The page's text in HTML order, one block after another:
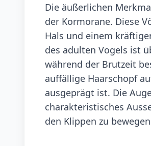
Die äußerlichen
der Kormorane. Diese
Hals und einem
des adulten Vogels ist
während der Brutzeit
auffällige Haarschopf
ausgeprägt ist. Die
charakteristisches
den Klippen zu